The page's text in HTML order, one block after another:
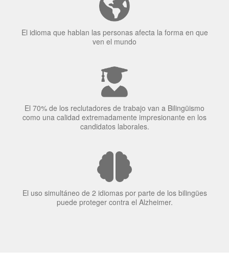
Tener fluidez en dos idiomas mejora la capacidad de
concentración de una persona.
El idioma que hablan las personas afecta la forma en que
ven el mundo
El 70% de los reclutadores de trabajo van a Bilingüismo
como una calidad extremadamente impresionante en los
candidatos laborales.